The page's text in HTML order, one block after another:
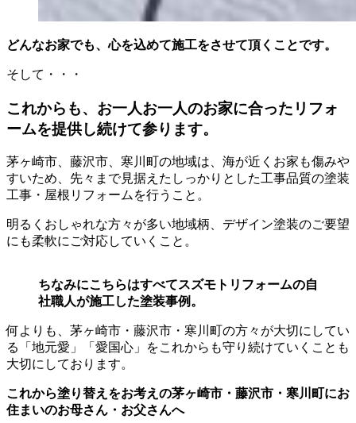
どんなお家でも、心を込めて施工をさせて頂くことです。
そして・・・
これからも、お一人お一人のお家に合ったリフォ
ームを提供し続けて参ります。
茅ヶ崎市、藤沢市、寒川町の地域は、海が近くお家も傷みや
すいため、先々まで見据えたしっかりとした工事品質の塗装
工事・屋根リフォームを行うこと。
明るくおしゃれな方々が多い地域柄、デザイン塗装のご要望
にも柔軟にご対応していくこと。
ちなみにこちらはすべてスズモトリフォームの自
社職人が施工した塗装事例。
何よりも、茅ヶ崎市・藤沢市・寒川町の方々が大切にしてい
る「地元愛」「愛国心」をこれからも守り続けていくことも
大切にしております。
これから塗り替えをお考えの茅ヶ崎市・藤沢市・寒川町にお
住まいのお母さん・お父さんへ